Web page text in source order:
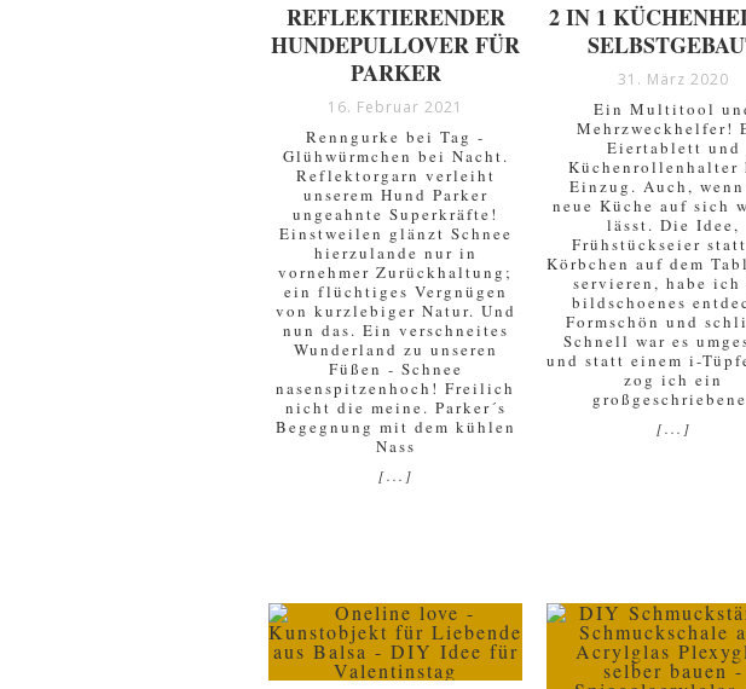
REFLEKTIERENDER
HUNDEPULLOVER FÜR
PARKER
16. Februar 2021
Renngurke bei Tag -
Glühwürmchen bei Nacht.
Reflektorgarn verleiht
unserem Hund Parker
ungeahnte Superkräfte!
Einstweilen glänzt Schnee
hierzulande nur in
vornehmer Zurückhaltung;
ein flüchtiges Vergnügen
von kurzlebiger Natur. Und
nun das. Ein verschneites
Wunderland zu unseren
Füßen - Schnee
nasenspitzenhoch! Freilich
nicht die meine. Parker´s
Begegnung mit dem kühlen
Nass
[...]
2 IN 1
31. März 2020
Ein Multitool
Mehrzweckhelfer!
Eiertablett und
Küchenrollenhalter
Einzug. Auch,
neue Küche auf sich
lässt. Die Idee,
Frühstückseier
Körbchen auf dem
servieren, habe ich
bildschoenes
Formschön und
Schnell war es
und statt einem i-
zog ich ein
[...]